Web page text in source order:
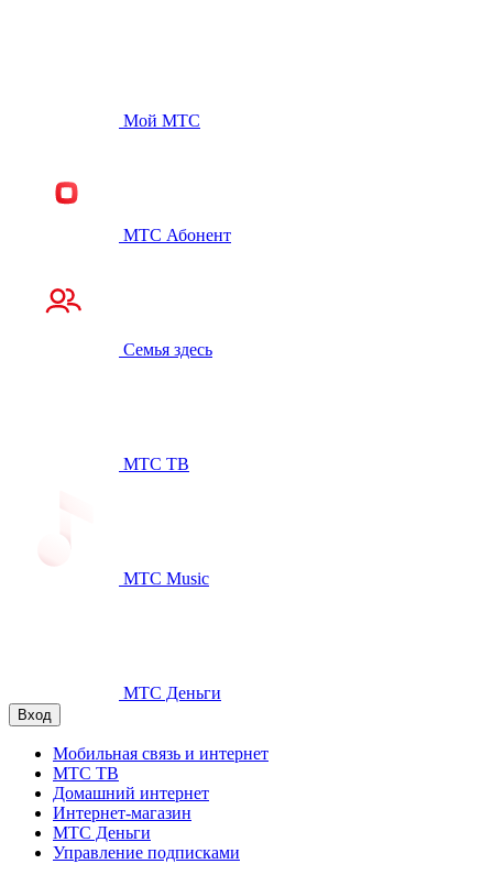
Мой МТС
МТС Абонент
Семья здесь
МТС ТВ
МТС Music
МТС Деньги
Вход
Мобильная связь и интернет
МТС ТВ
Домашний интернет
Интернет-магазин
МТС Деньги
Управление подписками